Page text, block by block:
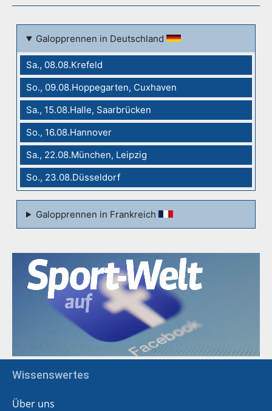
Galopprennen in Deutschland
Sa., 08.08.Krefeld
So., 09.08.Hoppegarten, Cuxhaven
Sa., 15.08.Halle, Saarbrücken
So., 16.08.Hannover
Sa., 22.08.München, Leipzig
So., 23.08.Düsseldorf
Galopprennen in Frankreich
Wissenswertes
Über uns